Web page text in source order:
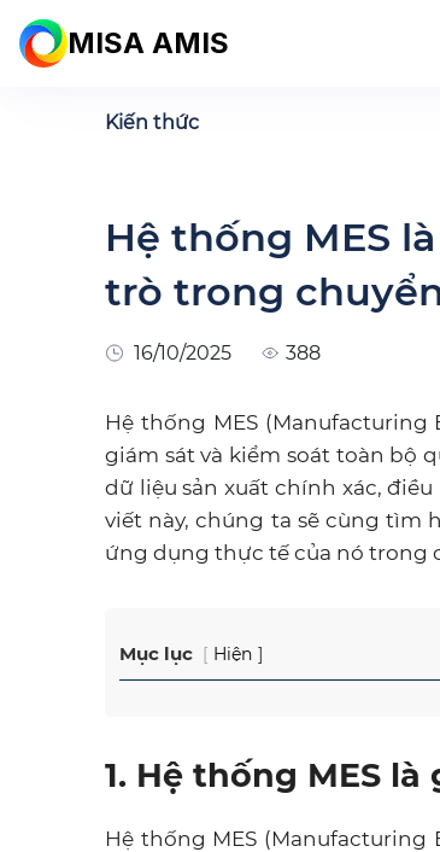
MISA AMIS
Kiến thức
Hệ thống MES
trò trong
16/10/2025 388
Hệ thống MES
giám sát và kiểm soát toàn bộ
dữ liệu sản xuất chính xác,
viết này, chúng ta sẽ cùng tìm
ứng dụng thực tế của nó trong
Mục lục Hiện
1. Hệ thống MES là
Hệ thống MES (Manufacturing